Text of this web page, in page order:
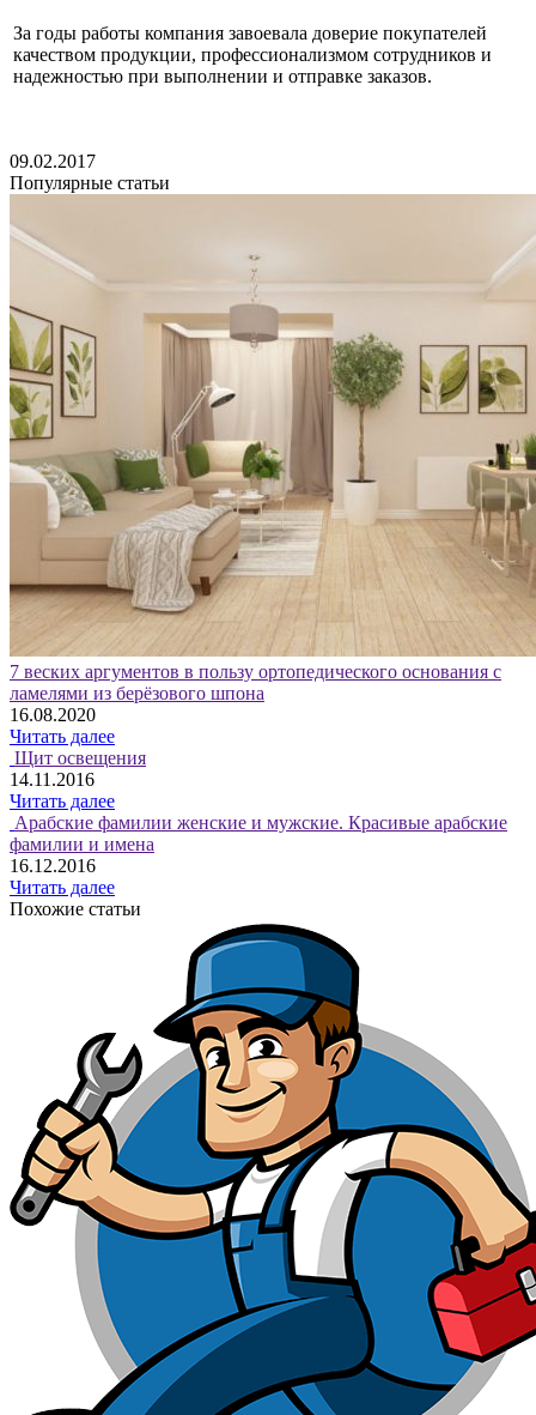
За годы работы компания завоевала доверие покупателей
качеством продукции, профессионализмом сотрудников и
надежностью при выполнении и отправке заказов.
09.02.2017
Популярные статьи
7 веских аргументов в пользу ортопедического основания с
ламелями из берёзового шпона
16.08.2020
Читать далее
Щит освещения
14.11.2016
Читать далее
Арабские фамилии женские и мужские. Красивые арабские
фамилии и имена
16.12.2016
Читать далее
Похожие статьи